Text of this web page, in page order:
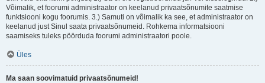
Võimalik, et foorumi administraator on keelanud privaatsõnumite saatmise
funktsiooni kogu foorumis. 3.) Samuti on võimalik ka see, et administraator on
keelanud just Sinul saata privaatsõnumeid. Rohkema informatsiooni
saamiseks tuleks pöörduda foorumi administraatori poole.
Üles
Ma saan soovimatuid privaatsõnumeid!